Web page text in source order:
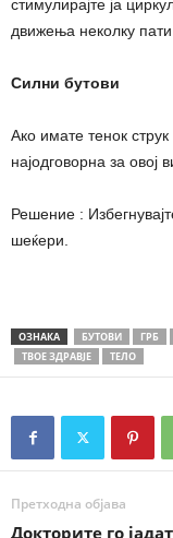
стимулирајте ја
движења неколку
Силни бутови
Ако имате тенок
најодговорна за овој
Решение :
шеќери.
ОЗНАКА БУТОВИ ГРБ
ТВОЕ ЗДРАВЈЕ
ТЕЛО
Претходна објава
Докторите го